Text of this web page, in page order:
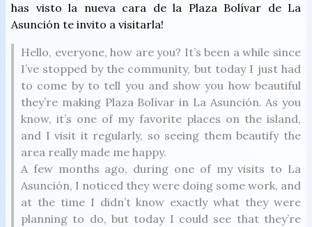
has visto la nueva cara de la Plaza Bolívar de La
Asunción te invito a visitarla!
Hello, everyone, how are you? It’s been a while since
I’ve stopped by the community, but today I just had
to come by to tell you and show you how beautiful
they’re making Plaza Bolívar in La Asunción. As you
know, it’s one of my favorite places on the island,
and I visit it regularly, so seeing them beautify the
area really made me happy.
A few months ago, during one of my visits to La
Asunción, I noticed they were doing some work, and
at the time I didn’t know exactly what they were
planning to do, but today I could see that they’re